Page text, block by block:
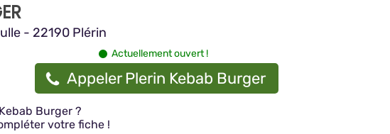
- 22190 Plérin
Actuellement ouvert !
Appeler Plerin Kebab Burger
Burger ?
votre fiche !